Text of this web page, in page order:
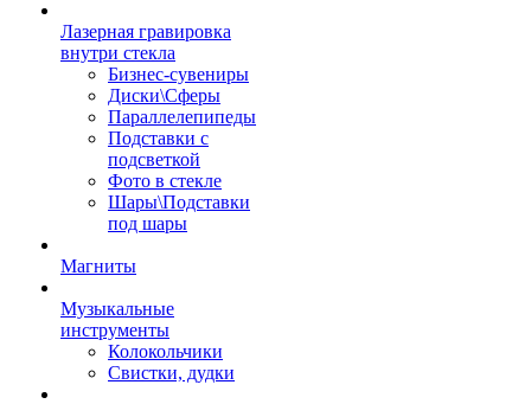
Лазерная гравировка
внутри стекла
Бизнес-сувениры
Диски\Сферы
Параллелепипеды
Подставки с
подсветкой
Фото в стекле
Шары\Подставки
под шары
Магниты
Музыкальные
инструменты
Колокольчики
Свистки, дудки